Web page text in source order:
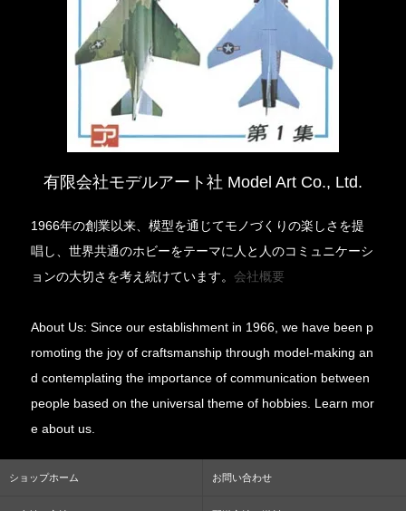
有限会社モデルアート社 Model Art Co., Ltd.
1966年の創業以来、模型を通じてモノづくりの楽しさを提
唱し、世界共通のホビーをテーマに人と人のコミュニケーシ
ョンの大切さを考え続けています。会社概要
About Us: Since our establishment in 1966, we have been p
romoting the joy of craftsmanship through model-making an
d contemplating the importance of communication between
people based on the universal theme of hobbies. Learn mor
e about us.
ショップホーム お問い合わせ